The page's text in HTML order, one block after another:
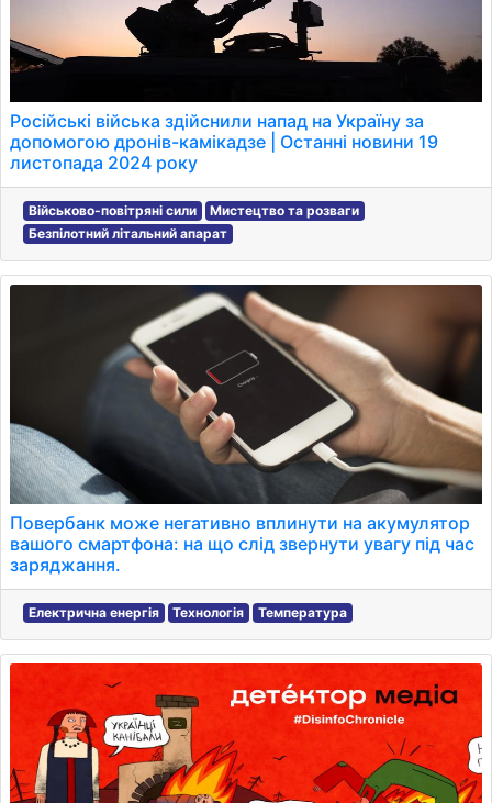
Російські війська здійснили напад на Україну за
допомогою дронів-камікадзе | Останні новини 19
листопада 2024 року
Військово-повітряні сили
Мистецтво та розваги
Безпілотний літальний апарат
Повербанк може негативно вплинути на акумулятор
вашого смартфона: на що слід звернути увагу під час
заряджання.
Електрична енергія Технологія Температура